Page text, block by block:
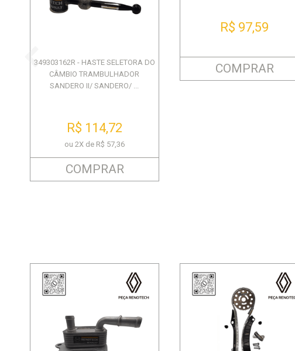
349303162R - HASTE SELETORA DO
CÂMBIO TRAMBULHADOR
SANDERO II/ SANDERO/ ...
R$ 114,72
ou 2X de R$ 57,36
COMPRAR
R$ 97,59
COMPRAR